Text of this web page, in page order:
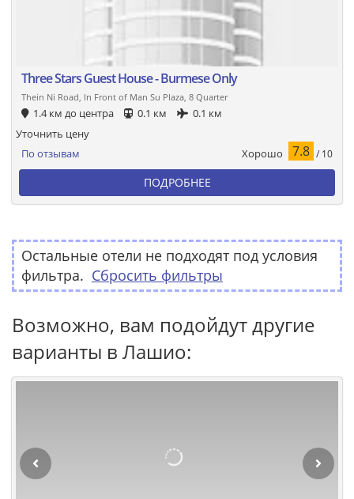
Three Stars Guest House - Burmese Only
Thein Ni Road, In Front of Man Su Plaza, 8 Quarter
1.4 км до центра 0.1 км 0.1 км
По отзывам Хорошо 7.8 / 10
Уточнить цену
ПОДРОБНЕЕ
Остальные отели не подходят под условия
фильтра. Сбросить фильтры
Возможно, вам подойдут другие
варианты в Лашио: